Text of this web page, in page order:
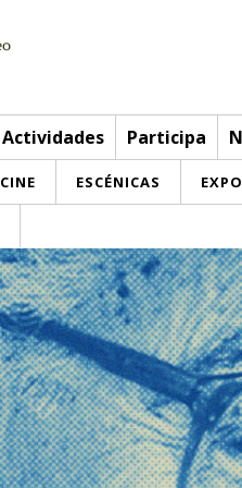
Actividades Participa
CINE ESCÉNICAS